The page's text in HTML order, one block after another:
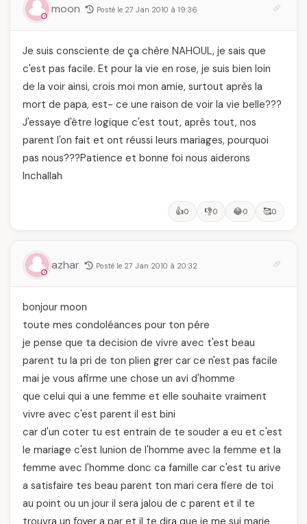
moon Posté le 27 Jan 2010 à 19:36
Je suis consciente de ça chère NAHOUL, je sais que
c'est pas facile. Et pour la vie en rose, je suis bien loin
de la voir ainsi, crois moi mon amie, surtout après la
mort de papa, est- ce une raison de voir la vie belle???
J'essaye d'être logique c'est tout, après tout, nos
parent l'on fait et ont réussi leurs mariages, pourquoi
pas nous???Patience et bonne foi nous aiderons
Inchallah
👍0 👎0 😂0 🥰0
azhar Posté le 27 Jan 2010 à 20:32
bonjour moon
toute mes condoléances pour ton pére
je pense que ta decision de vivre avec t'est beau
parent tu la pri de ton plien grer car ce n'est pas facile
mai je vous afirme une chose un avi d'homme
que celui qui a une femme et elle souhaite vraiment
vivre avec c'est parent il est bini
car d'un coter tu est entrain de te souder a eu et c'est
le mariage c'est lunion de l'homme avec la femme et la
femme avec l'homme donc ca famille car c'est tu arive
a satisfaire tes beau parent ton mari cera fiere de toi
au point ou un jour il sera jalou de c parent et il te
trouvra un foyer a par et il te dira que je me sui marie